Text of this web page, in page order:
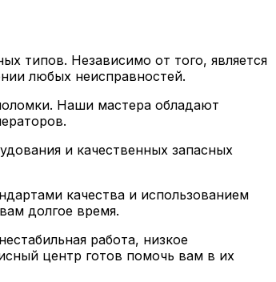
типов. Независимо от того, является
любых неисправностей.
Наши мастера обладают
и качественных запасных
качества и использованием
долгое время.
работа, низкое
центр готов помочь вам в их